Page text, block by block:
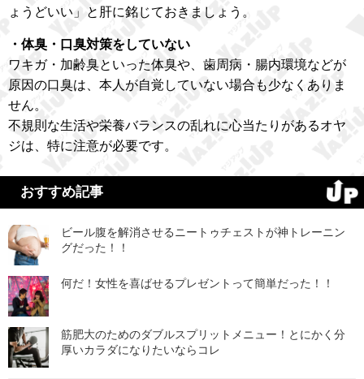
ょうどいい」と肝に銘じておきましょう。
・体臭・口臭対策をしていない
ワキガ・加齢臭といった体臭や、歯周病・腸内環境などが
原因の口臭は、本人が自覚していない場合も少なくありま
せん。
不規則な生活や栄養バランスの乱れに心当たりがあるオヤ
ジは、特に注意が必要です。
おすすめ記事
ビール腹を解消させるニートゥチェストが神トレーニン
グだった！！
何だ！女性を喜ばせるプレゼントって簡単だった！！
筋肥大のためのダブルスプリットメニュー！とにかく分
厚いカラダになりたいならコレ